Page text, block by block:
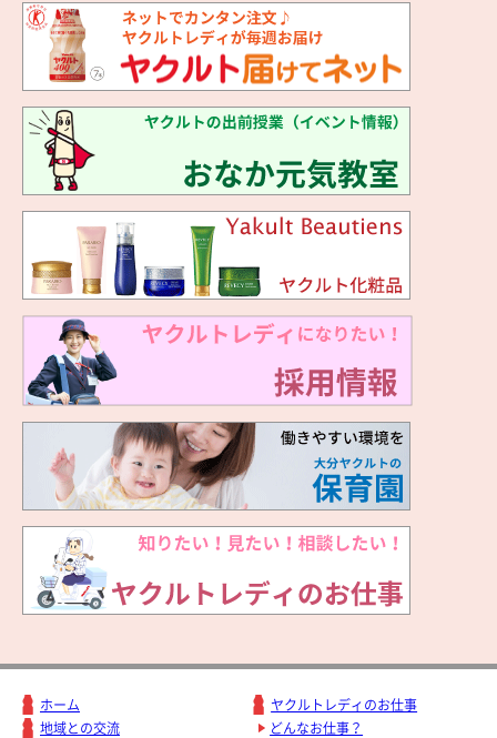
ホーム
地域との交流
ヤクルトレディのお仕事
どんなお仕事？